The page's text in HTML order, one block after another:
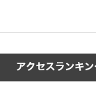
アクセスランキ